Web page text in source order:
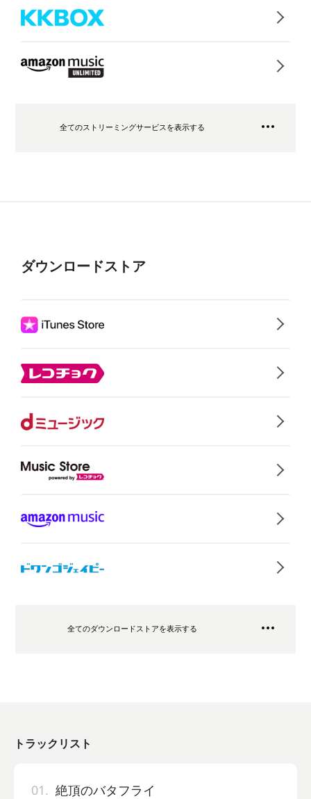
全てのストリーミングサービスを表示する
ダウンロードストア
全てのダウンロードストアを表示する
トラックリスト
01. 絶頂のバタフライ